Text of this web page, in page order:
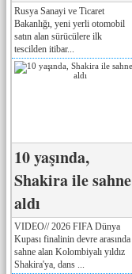
Rusya Sanayi ve Ticaret
Bakanlığı, yeni yerli otomobil
satın alan sürücülere ilk
tescilden itibar...
10 yaşında,
Shakira ile sahne
aldı
VIDEO// 2026 FIFA Dünya
Kupası finalinin devre arasında
sahne alan Kolombiyalı yıldız
Shakira'ya, dans ...